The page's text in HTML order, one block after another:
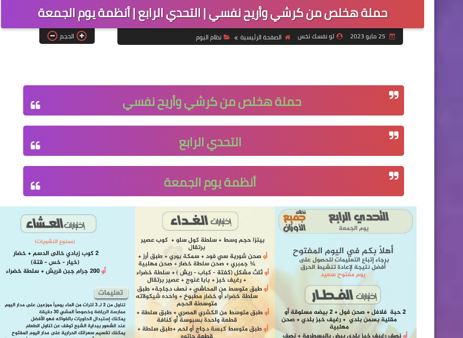
حملة هخلص من كرشي وأريح نفسي | التحدي الرابع | أنظمة يوم الجمعة
لو نفسك تخس الصفحة الرئيسية نظام اليوم الحجم
حملة هخلص من كرشي وأريح نفسي
التحدي الرابع
أنظمة يوم الجمعة